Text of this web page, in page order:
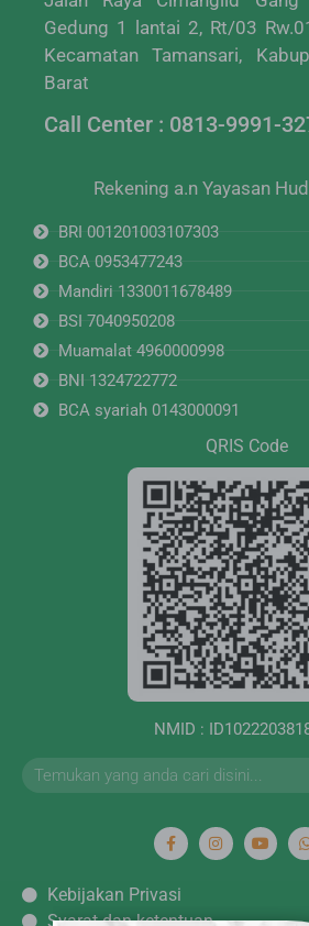
Gedung 1 lantai 2, Rt/03
Kecamatan Tamansari,
Barat
Call Center : 0813-9991-
Rekening a.n Yayasan
BRI 001201003107303
BCA 0953477243
Mandiri 1330011678489
BSI 7040950208
Muamalat 4960000998
BNI 1324722772
BCA syariah 0143000091
QRIS Code
NMID :
Kebijakan Privasi
Syarat dan ketentuan